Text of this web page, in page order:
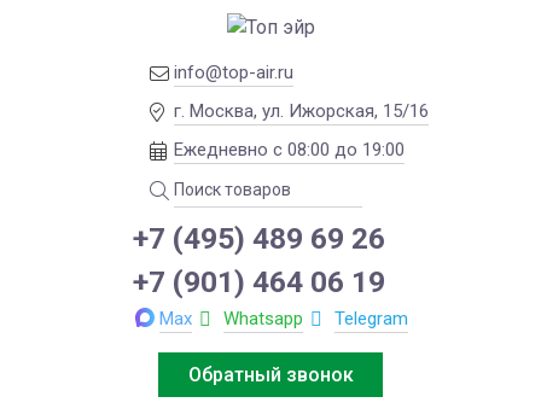
info@top-air.ru
г. Москва, ул. Ижорская, 15/16
Ежедневно с 08:00 до 19:00
+7 (495) 489 69 26
+7 (901) 464 06 19
Max Whatsapp Telegram
Обратный звонок